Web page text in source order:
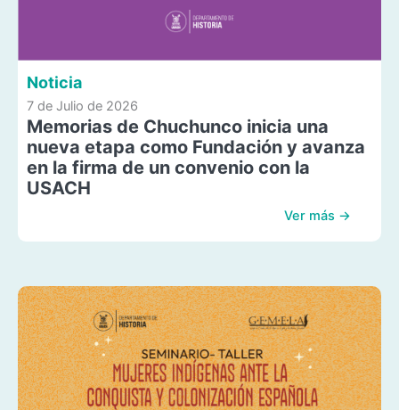
Noticia
7 de Julio de 2026
Memorias de Chuchunco inicia una
nueva etapa como Fundación y avanza
en la firma de un convenio con la
USACH
Ver más →